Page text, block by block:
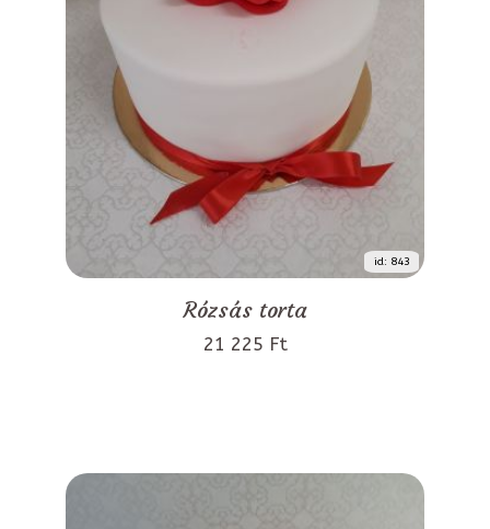
id: 843
Rózsás torta
21 225 Ft